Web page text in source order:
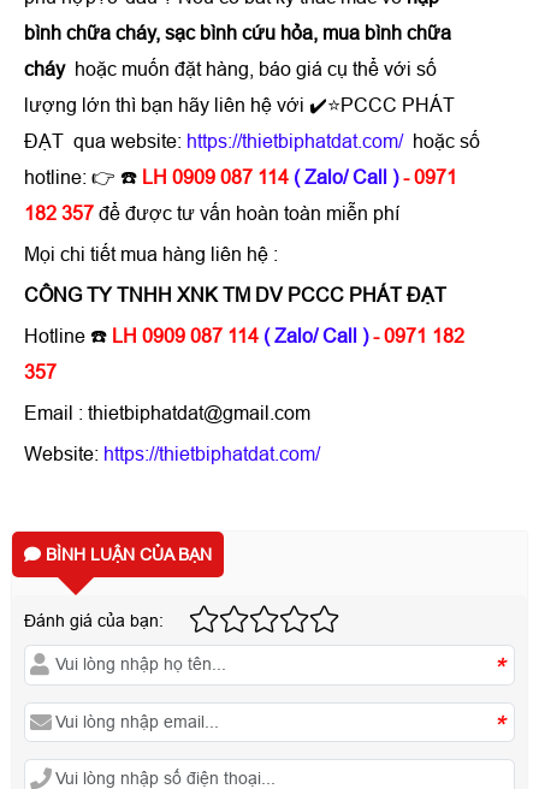
bình chữa cháy, sạc bình cứu hỏa, mua bình chữa
cháy hoặc muốn đặt hàng, báo giá cụ thể với số
lượng lớn thì bạn hãy liên hệ với ✔️⭐PCCC PHÁT
ĐẠT qua website: https://thietbiphatdat.com/ hoặc số
hotline: 👉 ☎️ LH 0909 087 114 ( Zalo/ Call )- 0971
182 357 để được tư vấn hoàn toàn miễn phí
Mọi chi tiết mua hàng liên hệ :
CÔNG TY TNHH XNK TM DV PCCC PHÁT ĐẠT
Hotline ☎️ LH 0909 087 114 ( Zalo/ Call )- 0971 182
357
Email : thietbiphatdat@gmail.com
Website: https://thietbiphatdat.com/
BÌNH LUẬN CỦA BẠN
Đánh giá của bạn:
*
*